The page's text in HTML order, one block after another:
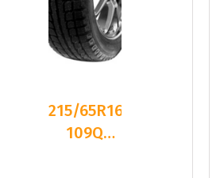
215/65R16C
109Q